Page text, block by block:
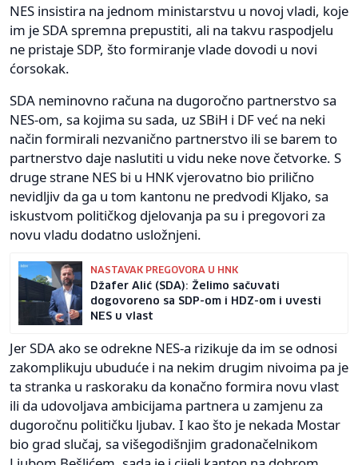
NES insistira na jednom ministarstvu u novoj vladi, koje
im je SDA spremna prepustiti, ali na takvu raspodjelu
ne pristaje SDP, što formiranje vlade dovodi u novi
ćorsokak.
SDA neminovno računa na dugoročno partnerstvo sa
NES-om, sa kojima su sada, uz SBiH i DF već na neki
način formirali nezvanično partnerstvo ili se barem to
partnerstvo daje naslutiti u vidu neke nove četvorke. S
druge strane NES bi u HNK vjerovatno bio prilično
nevidljiv da ga u tom kantonu ne predvodi Kljako, sa
iskustvom političkog djelovanja pa su i pregovori za
novu vladu dodatno usložnjeni.
NASTAVAK PREGOVORA U HNK
Džafer Alić (SDA): Želimo sačuvati
dogovoreno sa SDP-om i HDZ-om i uvesti
NES u vlast
Jer SDA ako se odrekne NES-a rizikuje da im se odnosi
zakomplikuju ubuduće i na nekim drugim nivoima pa je
ta stranka u raskoraku da konačno formira novu vlast
ili da udovoljava ambicijama partnera u zamjenu za
dugoročnu političku ljubav. I kao što je nekada Mostar
bio grad slučaj, sa višegodišnjim gradonačelnikom